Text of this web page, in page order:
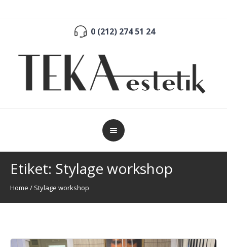
0 (212) 274 51 24
Etiket: Stylage workshop
Home / Stylage workshop